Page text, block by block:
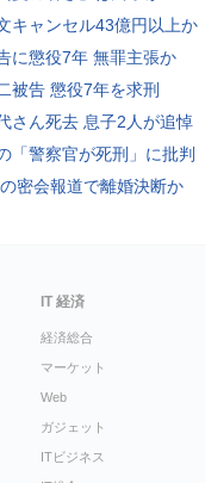
キャンセル43億円以上か
に懲役7年 無罪主張か
被告 懲役7年を求刑
さん死去 息子2人が追悼
「警察官が死刑」に批判
密会報道で離婚決断か
IT 経済
経済総合
マーケット
Web
ガジェット
ITビジネス